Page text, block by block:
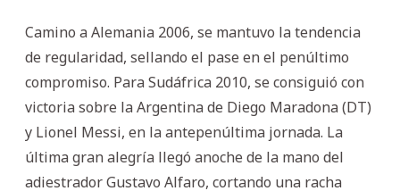
Camino a Alemania 2006, se mantuvo la tendencia
de regularidad, sellando el pase en el penúltimo
compromiso. Para Sudáfrica 2010, se consiguió con
victoria sobre la Argentina de Diego Maradona (DT)
y Lionel Messi, en la antepenúltima jornada. La
última gran alegría llegó anoche de la mano del
adiestrador Gustavo Alfaro, cortando una racha